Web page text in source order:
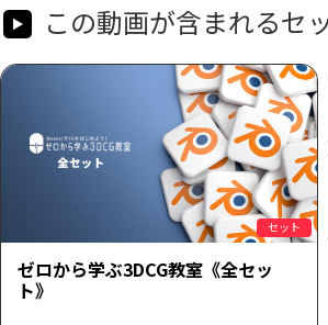
この動画が含まれるセ
セット
ゼロから学ぶ3DCG教室《全セッ
ト》